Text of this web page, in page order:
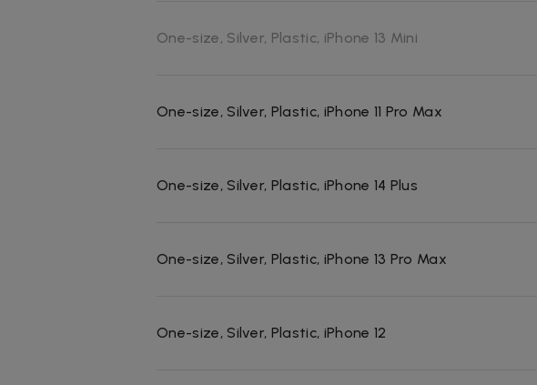
One-size, Silver, Plastic, iPhone 13 Mini
One-size, Silver, Plastic, iPhone 11 Pro Max
One-size, Silver, Plastic, iPhone 14 Plus
One-size, Silver, Plastic, iPhone 13 Pro Max
One-size, Silver, Plastic, iPhone 12